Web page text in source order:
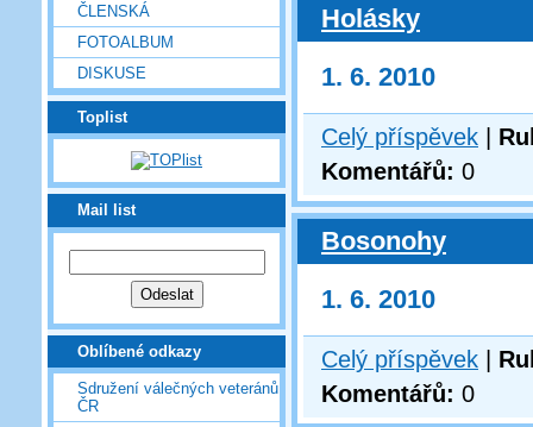
ČLENSKÁ
FOTOALBUM
DISKUSE
Toplist
Mail list
Oblíbené odkazy
Sdružení válečných veteránů
ČR
Holásky
1. 6. 2010
Celý příspěvek
Komentářů: 0
Bosonohy
1. 6. 2010
Celý příspěvek
Komentářů: 0